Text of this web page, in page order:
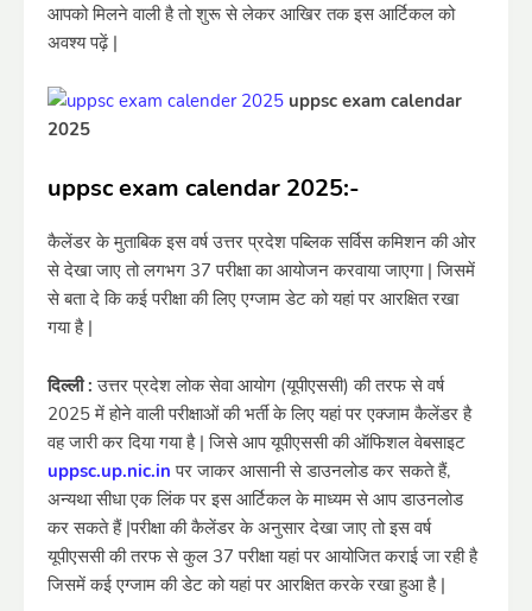
आपको मिलने वाली है तो शुरू से लेकर आखिर तक इस आर्टिकल को
अवश्य पढ़ें |
uppsc exam calendar
2025
uppsc exam calendar 2025:-
कैलेंडर के मुताबिक इस वर्ष उत्तर प्रदेश पब्लिक सर्विस कमिशन की ओर
से देखा जाए तो लगभग 37 परीक्षा का आयोजन करवाया जाएगा | जिसमें
से बता दे कि कई परीक्षा की लिए एग्जाम डेट को यहां पर आरक्षित रखा
गया है |
दिल्ली :उत्तर प्रदेश लोक सेवा आयोग (यूपीएससी) की तरफ से वर्ष
2025 में होने वाली परीक्षाओं की भर्ती के लिए यहां पर एक्जाम कैलेंडर है
वह जारी कर दिया गया है | जिसे आप यूपीएससी की ऑफिशल वेबसाइट
uppsc.up.nic.in पर जाकर आसानी से डाउनलोड कर सकते हैं,
अन्यथा सीधा एक लिंक पर इस आर्टिकल के माध्यम से आप डाउनलोड
कर सकते हैं |परीक्षा की कैलेंडर के अनुसार देखा जाए तो इस वर्ष
यूपीएससी की तरफ से कुल 37 परीक्षा यहां पर आयोजित कराई जा रही है
जिसमें कई एग्जाम की डेट को यहां पर आरक्षित करके रखा हुआ है |